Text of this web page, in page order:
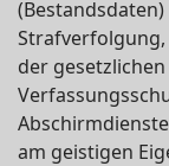
der
am geistigen